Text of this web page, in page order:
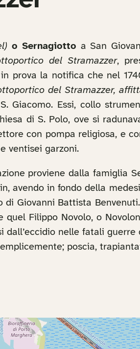
o Sernagiotto a San
del Stramazzer,
prova la notifica che nel
del Stramazzer,
Giacomo. Essi, collo
di S. Polo, ove si
con pompa religiosa, e
ventisei garzoni.
proviene dalla famiglia
avendo in fondo della
di Giovanni Battista
quel Filippo Novolo, o
dall’eccidio nelle fatali
poscia,